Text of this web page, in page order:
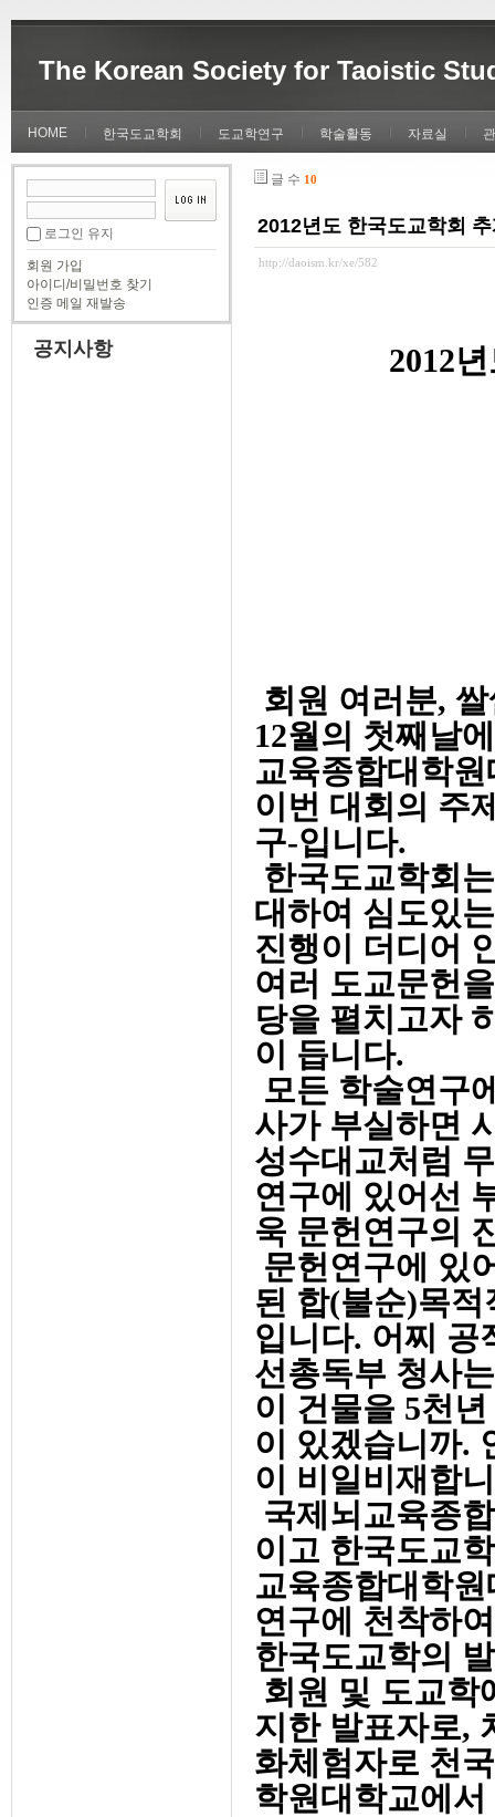
The Korean Society for Taoistic
HOME 한국도교학회 도교학연구 학술활동 자료실
로그인 유지
회원 가입
아이디/비밀번호 찾기
인증 메일 재발송
공지사항
글 수 10
2012년도 한국도교학회
http://daoism.kr/xe/582
2012
회원 여러분,
12월의 첫째날
교육종합대학
이번 대회의 주
구-입니다.
한국도교학회
대하여 심도있
진행이 더디어
여러 도교문헌
당을 펼치고자
이 듭니다.
모든 학술연구
사가 부실하면
성수대교처럼
연구에 있어선
욱 문헌연구의
문헌연구에 있
된 합(불순)목
입니다. 어찌 공
선총독부 청사
이 건물을 5천
이 있겠습니까.
이 비일비재합
국제뇌교육종
이고 한국도교
교육종합대학
연구에 천착하
한국도교학의
회원 및 도교학
지한 발표자로,
화체험자로 천
학원대학교에